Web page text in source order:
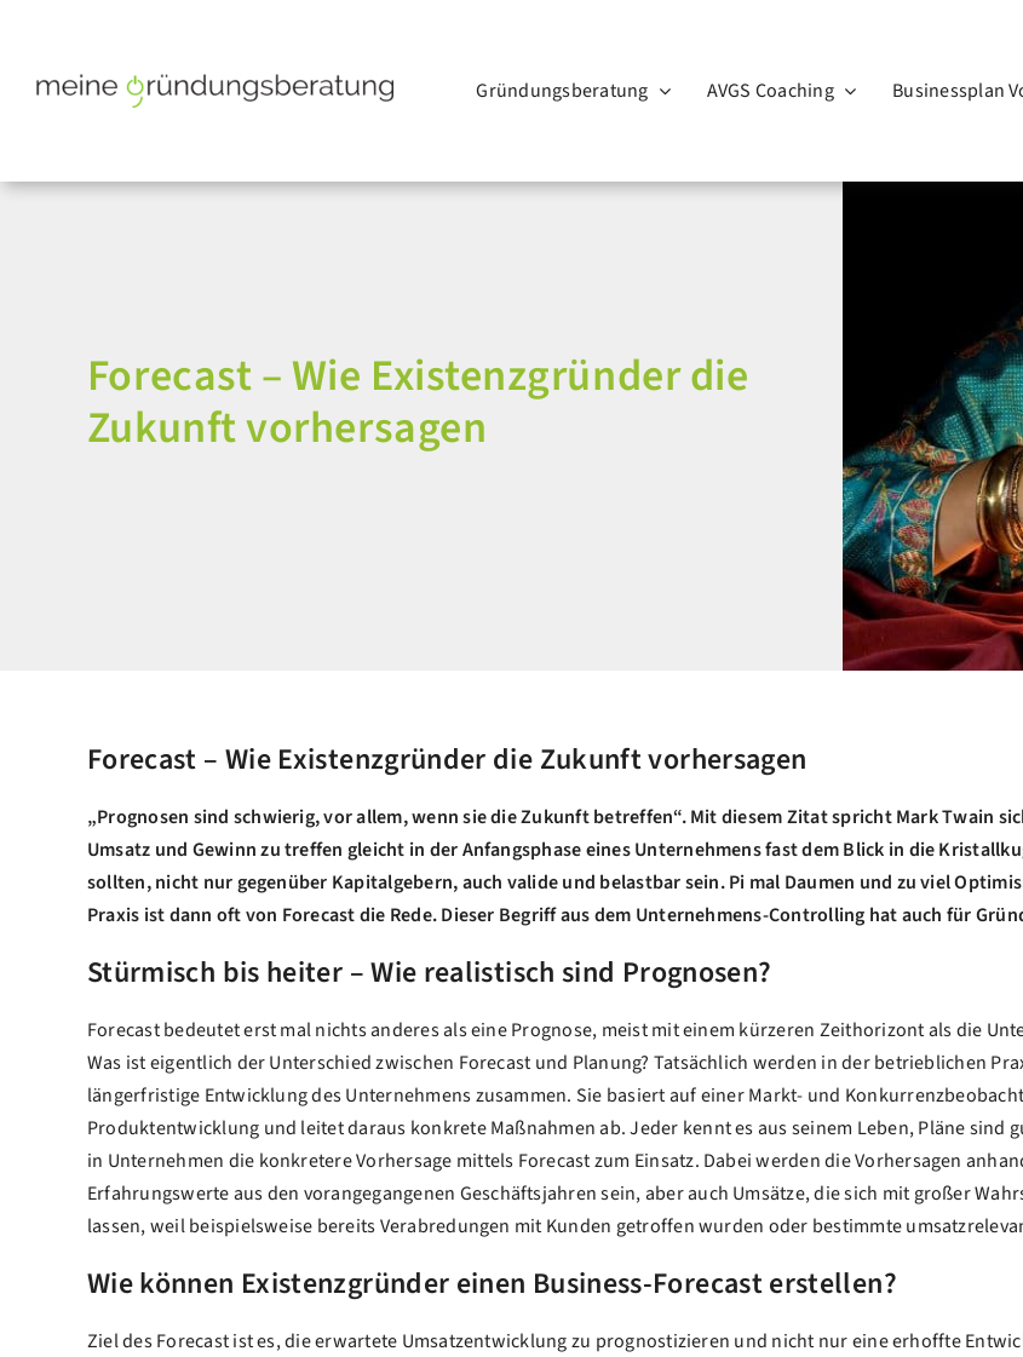
content
Gründungsberatung AVGS Coaching Businessplan
Forecast – Wie Existenzgründer die
Zukunft vorhersagen
Forecast – Wie Existenzgründer die Zukunft vorhersagen
„Prognosen sind schwierig, vor allem, wenn sie die Zukunft betreffen“. Mit diesem Zitat spricht Mark Twain
Umsatz und Gewinn zu treffen gleicht in der Anfangsphase eines Unternehmens fast dem Blick in die
sollten, nicht nur gegenüber Kapitalgebern, auch valide und belastbar sein. Pi mal Daumen und zu viel
Praxis ist dann oft von Forecast die Rede. Dieser Begriff aus dem Unternehmens-Controlling hat auch für
Stürmisch bis heiter – Wie realistisch sind Prognosen?
Forecast bedeutet erst mal nichts anderes als eine Prognose, meist mit einem kürzeren Zeithorizont als die
Was ist eigentlich der Unterschied zwischen Forecast und Planung? Tatsächlich werden in der betrieblichen
längerfristige Entwicklung des Unternehmens zusammen. Sie basiert auf einer Markt- und
Produktentwicklung und leitet daraus konkrete Maßnahmen ab. Jeder kennt es aus seinem Leben, Pläne sind
in Unternehmen die konkretere Vorhersage mittels Forecast zum Einsatz. Dabei werden die Vorhersagen
Erfahrungswerte aus den vorangegangenen Geschäftsjahren sein, aber auch Umsätze, die sich mit großer
lassen, weil beispielsweise bereits Verabredungen mit Kunden getroffen wurden oder bestimmte
Wie können Existenzgründer einen Business-Forecast erstellen?
Ziel des Forecast ist es, die erwartete Umsatzentwicklung zu prognostizieren und nicht nur eine erhoffte